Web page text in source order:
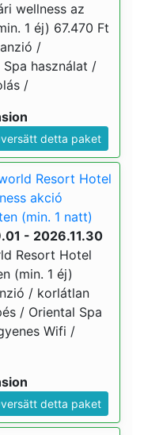
wellness az
1 éj) 67.470 Ft
/
használat /
/
detta paket
Resort Hotel
akció
(min. 1 natt)
- 2026.11.30
Resort Hotel
(min. 1 éj)
/ korlátlan
/ Oriental Spa
Wifi /
detta paket